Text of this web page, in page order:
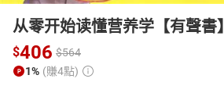
从零开始读懂营养学【有聲書】
$406 $564
1% (賺4點)